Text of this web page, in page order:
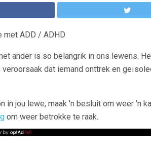
ADD / ADHD
ander is so belangrik in ons lewens.
dat iemand onttrek en
in jou lewe, maak 'n besluit om weer 'n
om weer betrokke te raak.